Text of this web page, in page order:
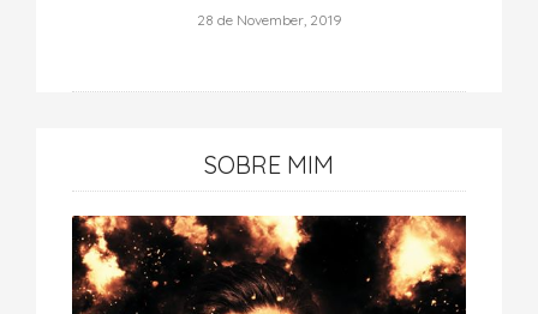
28 de November, 2019
SOBRE MIM